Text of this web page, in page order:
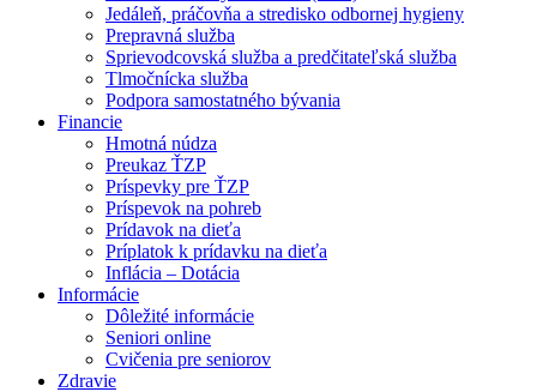
Jedáleň, práčovňa a stredisko odbornej hygieny
Prepravná služba
Sprievodcovská služba a predčitateľská služba
Tlmočnícka služba
Podpora samostatného bývania
Financie
Hmotná núdza
Preukaz ŤZP
Príspevky pre ŤZP
Príspevok na pohreb
Prídavok na dieťa
Príplatok k prídavku na dieťa
Inflácia – Dotácia
Informácie
Dôležité informácie
Seniori online
Cvičenia pre seniorov
Zdravie